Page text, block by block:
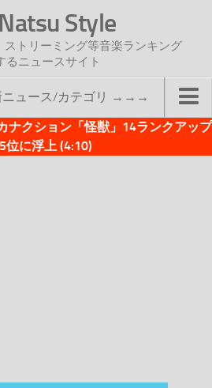
Style
ストリーミング等音楽ランキング
るニュースサイト
ニュース/カテゴリ →→→
ナクション「怪獣」14ランクアップ
位に浮上 (4:10)